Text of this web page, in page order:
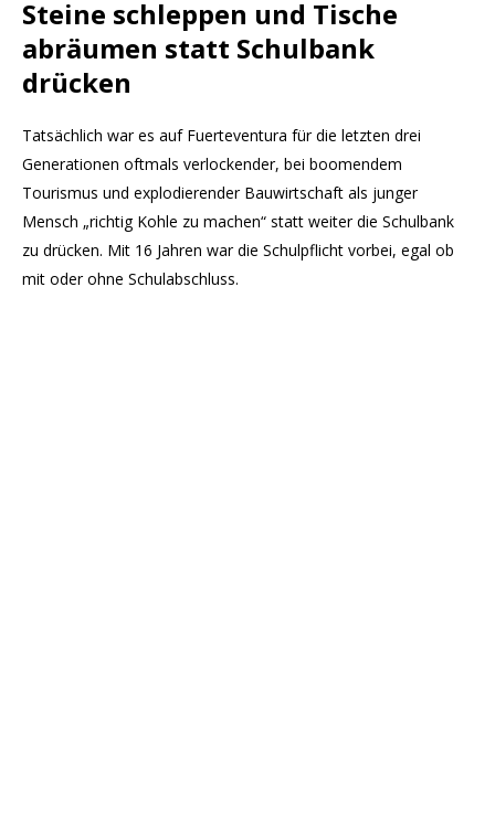
Steine schleppen und Tische
abräumen statt Schulbank
drücken
Tatsächlich war es auf Fuerteventura für die letzten drei
Generationen oftmals verlockender, bei boomendem
Tourismus und explodierender Bauwirtschaft als junger
Mensch „richtig Kohle zu machen“ statt weiter die Schulbank
zu drücken. Mit 16 Jahren war die Schulpflicht vorbei, egal ob
mit oder ohne Schulabschluss.